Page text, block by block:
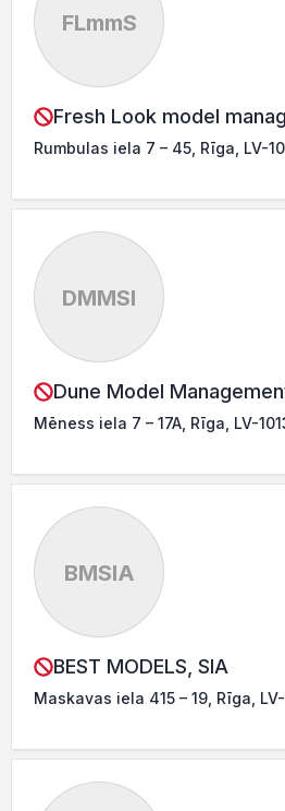
FLmmS
Fresh Look model
Rumbulas iela 7 – 45, Rīga, LV-
DMMSI
Dune Model
Mēness iela 7 – 17A, Rīga, LV-
BMSIA
BEST MODELS, SIA
Maskavas iela 415 – 19, Rīga,